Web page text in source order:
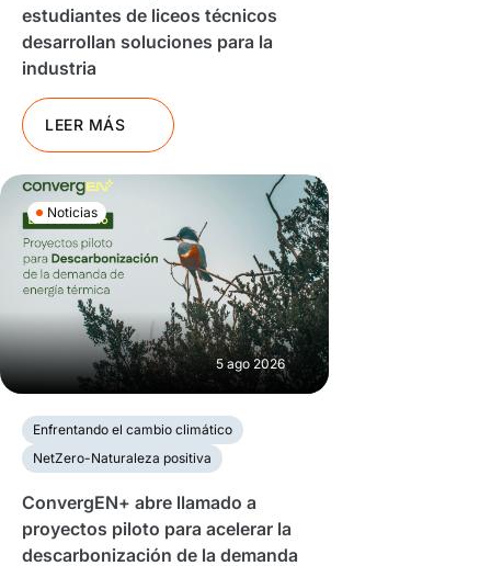
estudiantes de liceos técnicos
desarrollan soluciones para la
industria
LEER MÁS
Noticias
5 ago 2026
Enfrentando el cambio climático
NetZero-Naturaleza positiva
ConvergEN+ abre llamado a
proyectos piloto para acelerar la
descarbonización de la demanda